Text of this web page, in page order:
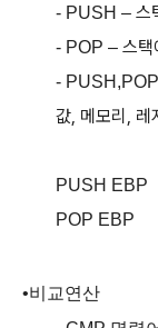
- PUSH – 스
- POP – 스택
- PUSH,POP
값, 메모리 , 레
PUSH EBP
POP EBP
•비교연산